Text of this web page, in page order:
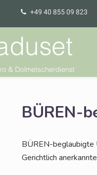
+49 40 855 09 823
BÜREN-
BÜREN-beglau­big­te
Gericht­lich